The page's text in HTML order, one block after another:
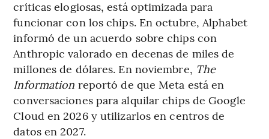
críticas elogiosas, está optimizada para
funcionar con los chips. En octubre, Alphabet
informó de un acuerdo sobre chips con
Anthropic valorado en decenas de miles de
millones de dólares. En noviembre, The
Information reportó de que Meta está en
conversaciones para alquilar chips de Google
Cloud en 2026 y utilizarlos en centros de
datos en 2027.